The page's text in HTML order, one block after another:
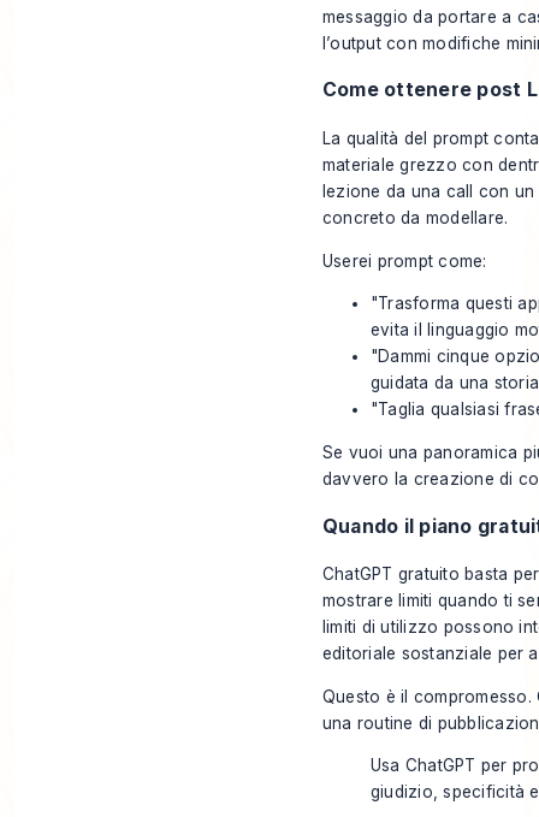
messaggio da portare a
l’output con modifiche
Come ottenere post
La qualità del prompt
materiale grezzo con
lezione da una call con
concreto da modellare.
Userei prompt come:
"Trasforma questi
evita il linguaggio
"Dammi cinque
guidata da una
"Taglia qualsiasi
Se vuoi una panoramica
davvero la creazione di
Quando il piano
ChatGPT gratuito basta
mostrare limiti quando ti
limiti di utilizzo possono
editoriale sostanziale per
Questo è il
una routine di
Usa ChatGPT per
giudizio, specificità